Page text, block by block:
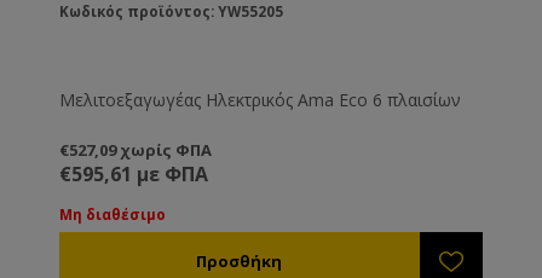
Κωδικός προϊόντος: YW55205
Μελιτοεξαγωγέας Ηλεκτρικός Ama Eco 6 πλαισίων
€527,09 χωρίς ΦΠΑ
€595,61 με ΦΠΑ
Μη διαθέσιμο